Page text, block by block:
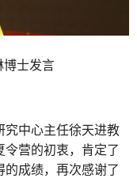
博士发言
中心主任徐天进教
营的初衷，肯定了
成绩，再次感谢了